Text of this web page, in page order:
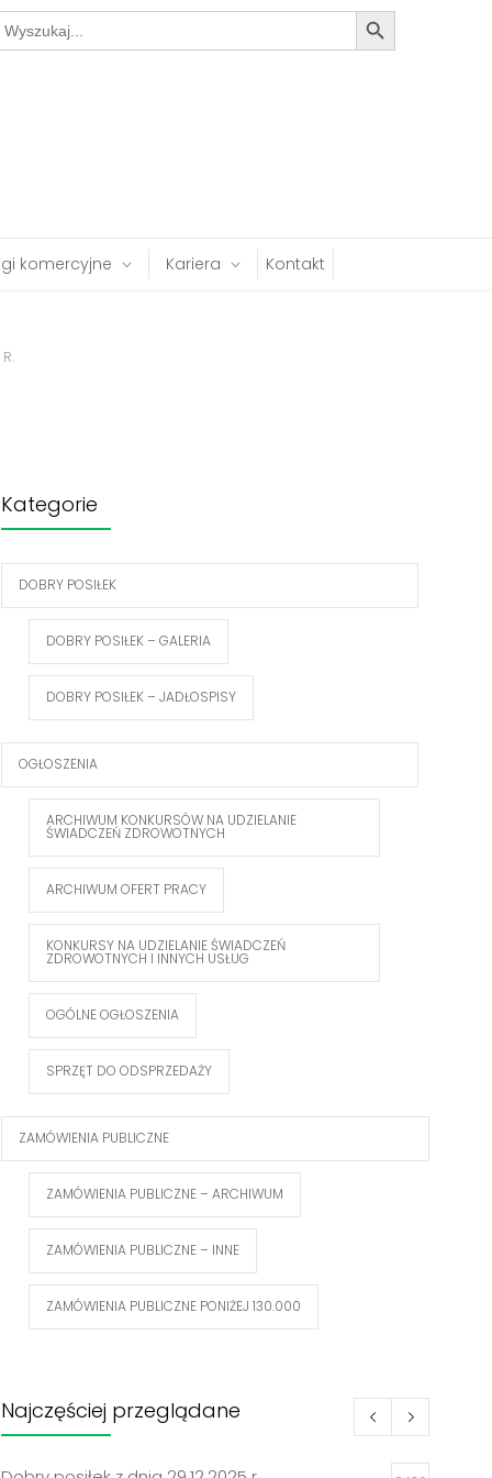
for:
Search Button
komercyjne Kariera Kontakt
Kategorie
DOBRY POSIŁEK
DOBRY POSIŁEK – GALERIA
DOBRY POSIŁEK – JADŁOSPISY
OGŁOSZENIA
ARCHIWUM KONKURSÓW NA UDZIELANIE
ŚWIADCZEŃ ZDROWOTNYCH
ARCHIWUM OFERT PRACY
KONKURSY NA UDZIELANIE ŚWIADCZEŃ
ZDROWOTNYCH I INNYCH USŁUG
OGÓLNE OGŁOSZENIA
SPRZĘT DO ODSPRZEDAŻY
ZAMÓWIENIA PUBLICZNE
ZAMÓWIENIA PUBLICZNE – ARCHIWUM
ZAMÓWIENIA PUBLICZNE – INNE
ZAMÓWIENIA PUBLICZNE PONIŻEJ 130.000
Najczęściej przeglądane